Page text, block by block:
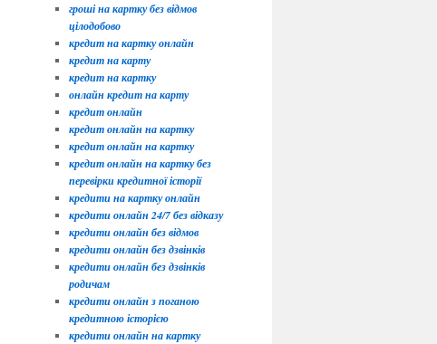
гроші на картку без відмов
цілодобово
кредит на картку онлайн
кредит на карту
кредит на картку
онлайн кредит на карту
кредит онлайн
кредит онлайн на картку
кредит онлайн на картку
кредит онлайн на картку без
перевірки кредитної історії
кредити на картку онлайн
кредити онлайн 24/7 без відказу
кредити онлайн без відмов
кредити онлайн без дзвінків
кредити онлайн без дзвінків
родичам
кредити онлайн з поганою
кредитною історією
кредити онлайн на картку